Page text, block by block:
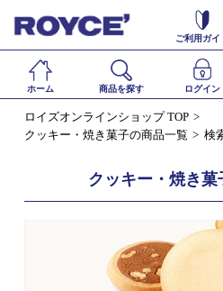
ご利用ガイ
ホーム 商品を探す ログイン
ロイズオンラインショップ TOP
クッキー・焼き菓子の商品一覧
検
クッキー・焼き